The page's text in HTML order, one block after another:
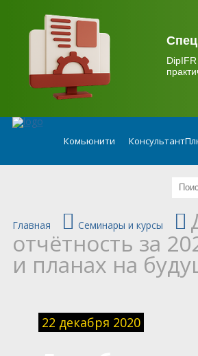
Комьюнити
Главная Семинары и курсы
отчётность за
и планах на
22 декабря 2020